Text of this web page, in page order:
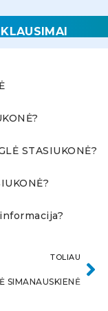
STASIUKONĖ?
TOLIAU
SIMANAUSKIENĖ